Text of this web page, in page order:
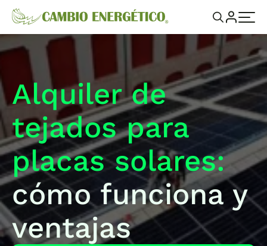
Alquiler de
tejados para
placas solares:
cómo funciona y
ventajas